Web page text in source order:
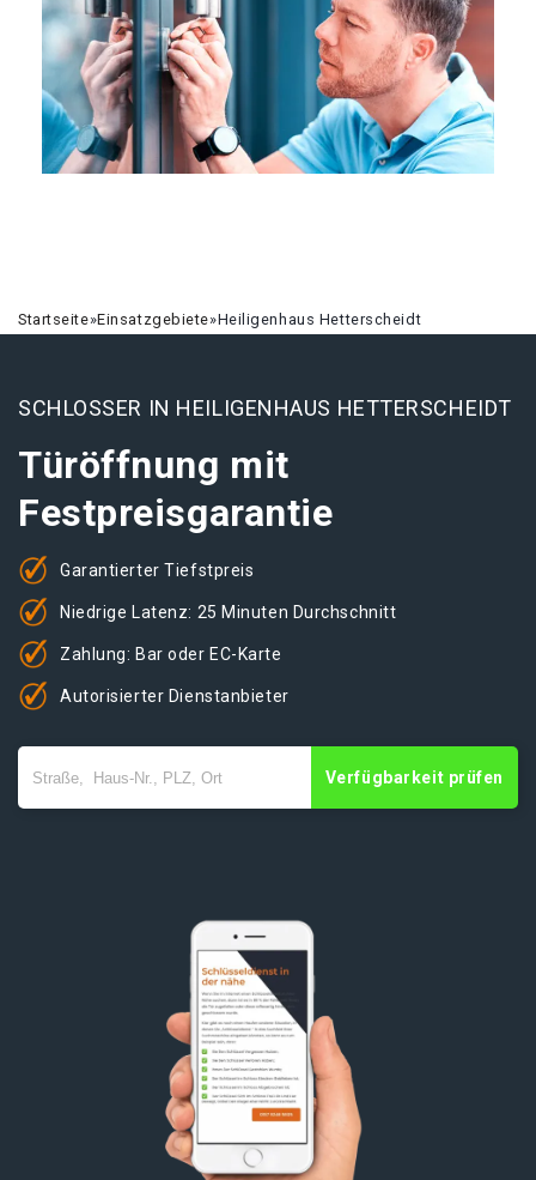
Startseite»Einsatzgebiete»Heiligenhaus Hetterscheidt
SCHLOSSER IN HEILIGENHAUS HETTERSCHEIDT
Türöffnung mit
Festpreisgarantie
Garantierter Tiefstpreis
Niedrige Latenz: 25 Minuten Durchschnitt
Zahlung: Bar oder EC-Karte
Autorisierter Dienstanbieter
Verfügbarkeit prüfen